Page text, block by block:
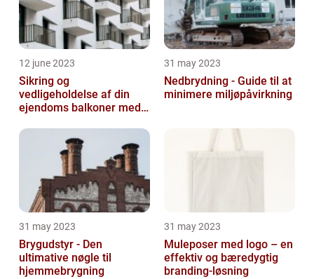
12 june 2023
Sikring og
vedligeholdelse af din
ejendoms balkoner med
31 may 2023
Nedbrydning - Guide til at
minimere miljøpåvirkning
31 may 2023
Brygudstyr - Den
ultimative nøgle til
hjemmebrygning
31 may 2023
Muleposer med logo – en
effektiv og bæredygtig
branding-løsning